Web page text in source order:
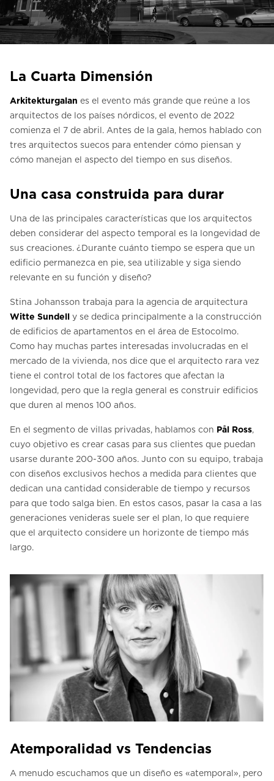
Contacte con nosotros
Pedir una estimación de precio
FAQ
ES
La Cuarta Dimensión
Arkitekturgalan es el evento más grande que reúne a los
arquitectos de los países nórdicos, el evento de 2022
comienza el 7 de abril. Antes de la gala, hemos hablado con
tres arquitectos suecos para entender cómo piensan y
cómo manejan el aspecto del tiempo en sus diseños.
Una casa construida para durar
Una de las principales características que los arquitectos
deben considerar del aspecto temporal es la longevidad de
sus creaciones. ¿Durante cuánto tiempo se espera que un
edificio permanezca en pie, sea utilizable y siga siendo
relevante en su función y diseño?
Stina Johansson trabaja para la agencia de arquitectura
Witte Sundell y se dedica principalmente a la construcción
de edificios de apartamentos en el área de Estocolmo.
Como hay muchas partes interesadas involucradas en el
mercado de la vivienda, nos dice que el arquitecto rara vez
tiene el control total de los factores que afectan la
longevidad, pero que la regla general es construir edificios
que duren al menos 100 años.
En el segmento de villas privadas, hablamos con Pål Ross,
cuyo objetivo es crear casas para sus clientes que puedan
usarse durante 200-300 años. Junto con su equipo, trabaja
con diseños exclusivos hechos a medida para clientes que
dedican una cantidad considerable de tiempo y recursos
para que todo salga bien. En estos casos, pasar la casa a las
generaciones venideras suele ser el plan, lo que requiere
que el arquitecto considere un horizonte de tiempo más
largo.
Atemporalidad vs Tendencias
A menudo escuchamos que un diseño es «atemporal», pero